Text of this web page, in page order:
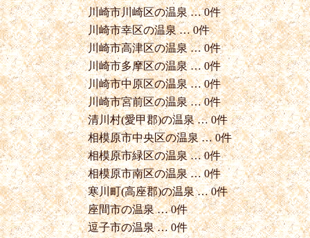
川崎市川崎区の温泉 … 0件
川崎市幸区の温泉 … 0件
川崎市高津区の温泉 … 0件
川崎市多摩区の温泉 … 0件
川崎市中原区の温泉 … 0件
川崎市宮前区の温泉 … 0件
清川村(愛甲郡)の温泉 … 0件
相模原市中央区の温泉 … 0件
相模原市緑区の温泉 … 0件
相模原市南区の温泉 … 0件
寒川町(高座郡)の温泉 … 0件
座間市の温泉 … 0件
逗子市の温泉 … 0件